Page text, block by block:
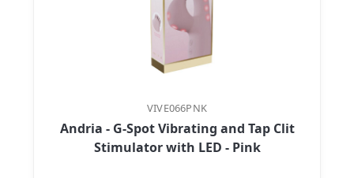
VIVE066PNK
Andria - G-Spot Vibrating and Tap Clit
Stimulator with LED - Pink